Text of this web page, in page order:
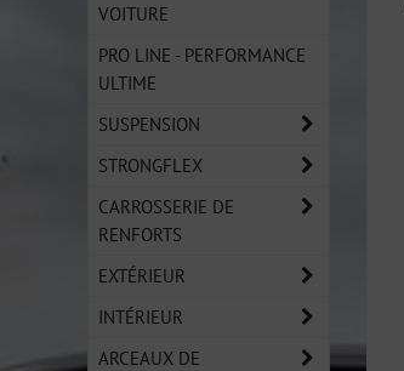
VOITURE
PRO LINE - PERFORMANCE
ULTIME
SUSPENSION
STRONGFLEX
CARROSSERIE DE
RENFORTS
EXTÉRIEUR
INTÉRIEUR
ARCEAUX DE